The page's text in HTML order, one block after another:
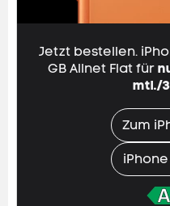
Jetzt bestellen.
GB Allnet Flat für
mtl./
Zum
iPhone